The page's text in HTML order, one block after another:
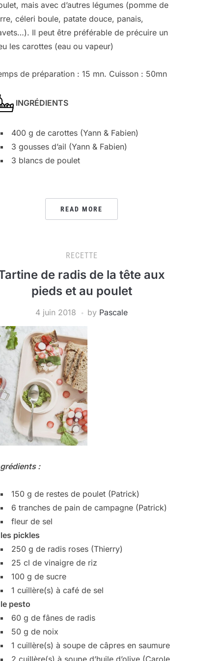
mais avec d’autres légumes (pomme de
céleri boule, patate douce, panais,
Il peut être préférable de précuire un
les carottes (eau ou vapeur)
de préparation : 15 mn. Cuisson : 50mn
INGRÉDIENTS
400 g de carottes (Yann & Fabien)
3 gousses d’ail (Yann & Fabien)
3 blancs de poulet
READ MORE
RECETTE
de radis de la tête aux
pieds et au poulet
4 juin 2018 by Pascale
:
150 g de restes de poulet (Patrick)
6 tranches de pain de campagne (Patrick)
fleur de sel
les pickles
250 g de radis roses (Thierry)
25 cl de vinaigre de riz
100 g de sucre
1 cuillère(s) à café de sel
le pesto
60 g de fânes de radis
50 g de noix
1 cuillère(s) à soupe de câpres en saumure
2 cuillère(s) à soupe d’huile d’olive (Carole